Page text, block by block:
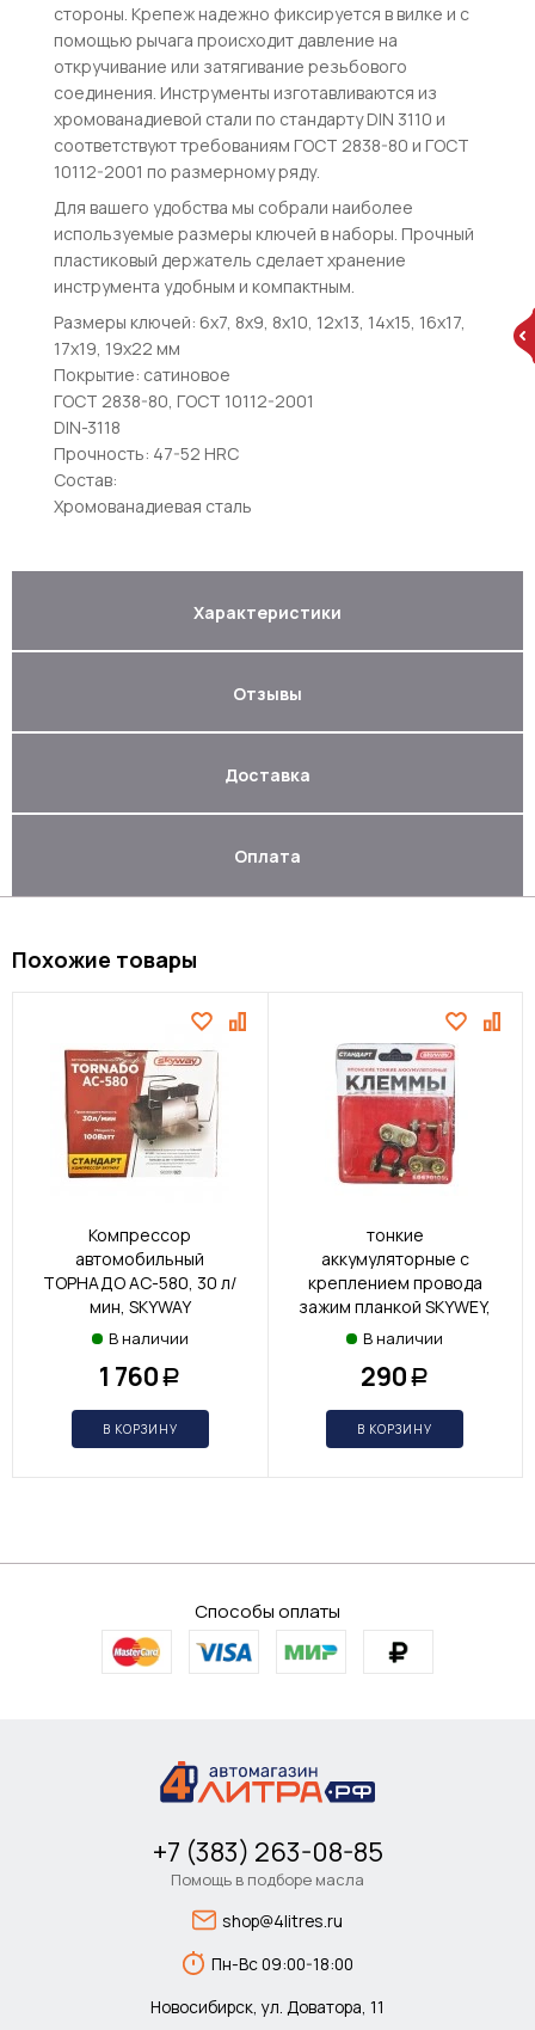
стороны. Крепеж надежно фиксируется в вилке и с
помощью рычага происходит давление на
откручивание или затягивание резьбового
соединения. Инструменты изготавливаются из
хромованадиевой стали по стандарту DIN 3110 и
соответствуют требованиям ГОСТ 2838-80 и ГОСТ
10112-2001 по размерному ряду.
Для вашего удобства мы собрали наиболее
используемые размеры ключей в наборы. Прочный
пластиковый держатель сделает хранение
инструмента удобным и компактным.
Размеры ключей: 6х7, 8х9, 8х10, 12х13, 14х15, 16x17,
17x19, 19х22 мм
Покрытие: сатиновое
ГОСТ 2838-80, ГОСТ 10112-2001
DIN-3118
Прочность: 47-52 HRC
Состав:
Хромованадиевая сталь
Характеристики
Отзывы
Доставка
Оплата
Похожие товары
Компрессор
автомобильный
ТОРНАДО АС-580, 30 л/
мин, SKYWAY
В наличии
1 760 Р
В КОРЗИНУ
тонкие
аккумуляторные с
креплением провода
зажим планкой SKYWEY,
В наличии
290 Р
В КОРЗИНУ
Способы оплаты
+7 (383) 263-08-85
Помощь в подборе масла
shop@4litres.ru
Пн-Вс 09:00-18:00
Новосибирск, ул. Доватора, 11